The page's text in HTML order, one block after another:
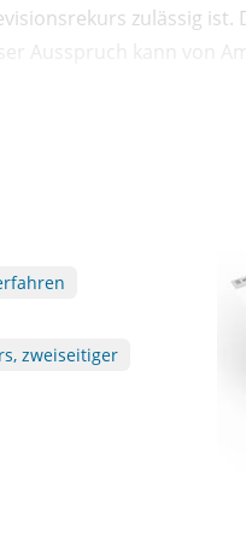
zulässig ist.
Ausspruch kann von
zweiseitiger